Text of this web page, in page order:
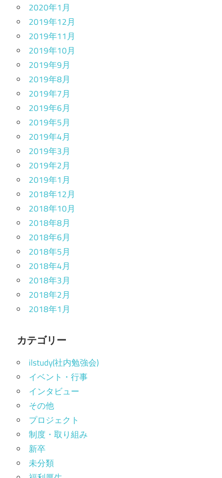
2020年1月
2019年12月
2019年11月
2019年10月
2019年9月
2019年8月
2019年7月
2019年6月
2019年5月
2019年4月
2019年3月
2019年2月
2019年1月
2018年12月
2018年10月
2018年8月
2018年6月
2018年5月
2018年4月
2018年3月
2018年2月
2018年1月
カテゴリー
ilstudy(社内勉強会)
イベント・行事
インタビュー
その他
プロジェクト
制度・取り組み
新卒
未分類